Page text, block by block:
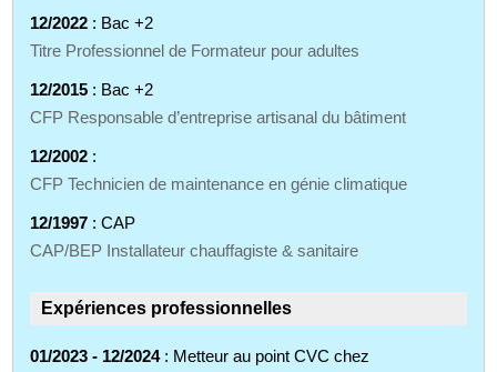
12/2022 : Bac +2
Titre Professionnel de Formateur pour adultes
12/2015 : Bac +2
CFP Responsable d’entreprise artisanal du bâtiment
12/2002 :
CFP Technicien de maintenance en génie climatique
12/1997 : CAP
CAP/BEP Installateur chauffagiste & sanitaire
Expériences professionnelles
01/2023 - 12/2024: Metteur au point CVC chez